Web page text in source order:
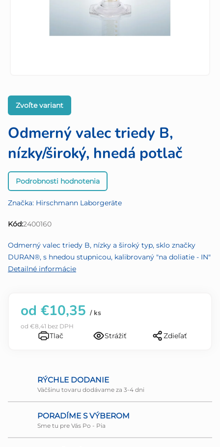
Odmerný valec triedy B,
nízky/široký, hnedá potlač
Priemerné
hodnotenie
je
0,0
5
hviezdičiek.
Podrobnosti hodnotenia
Značka: Hirschmann Laborgeräte
Kód:2400160
Zvoľte variant
Odmerný valec triedy B, nízky a široký typ, sklo značky
DURAN®, s hnedou stupnicou, kalibrovaný "na doliatie - IN"
Detailné informácie
od €10,35 / ks
od €8,41 bez DPH
Tlač Strážiť Zdieľať
RÝCHLE DODANIE
Väčšinu tovaru dodávame za 3-4 dni
PORADÍME S VÝBEROM
Sme tu pre Vás Po - Pia